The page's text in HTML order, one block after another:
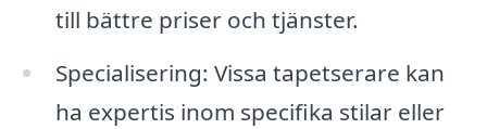
till bättre priser och tjänster.
Specialisering: Vissa tapetserare kan
ha expertis inom specifika stilar eller